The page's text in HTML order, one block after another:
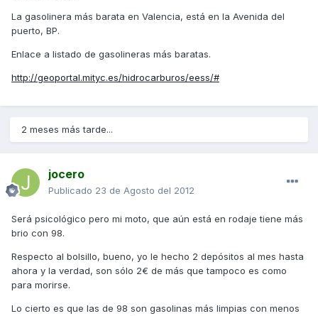
La gasolinera más barata en Valencia, está en la Avenida del
puerto, BP.
Enlace a listado de gasolineras más baratas.
http://geoportal.mityc.es/hidrocarburos/eess/#
2 meses más tarde...
jocero
Publicado 23 de Agosto del 2012
Será psicológico pero mi moto, que aún está en rodaje tiene más
brio con 98.
Respecto al bolsillo, bueno, yo le hecho 2 depósitos al mes hasta
ahora y la verdad, son sólo 2€ de más que tampoco es como
para morirse.
Lo cierto es que las de 98 son gasolinas más limpias con menos